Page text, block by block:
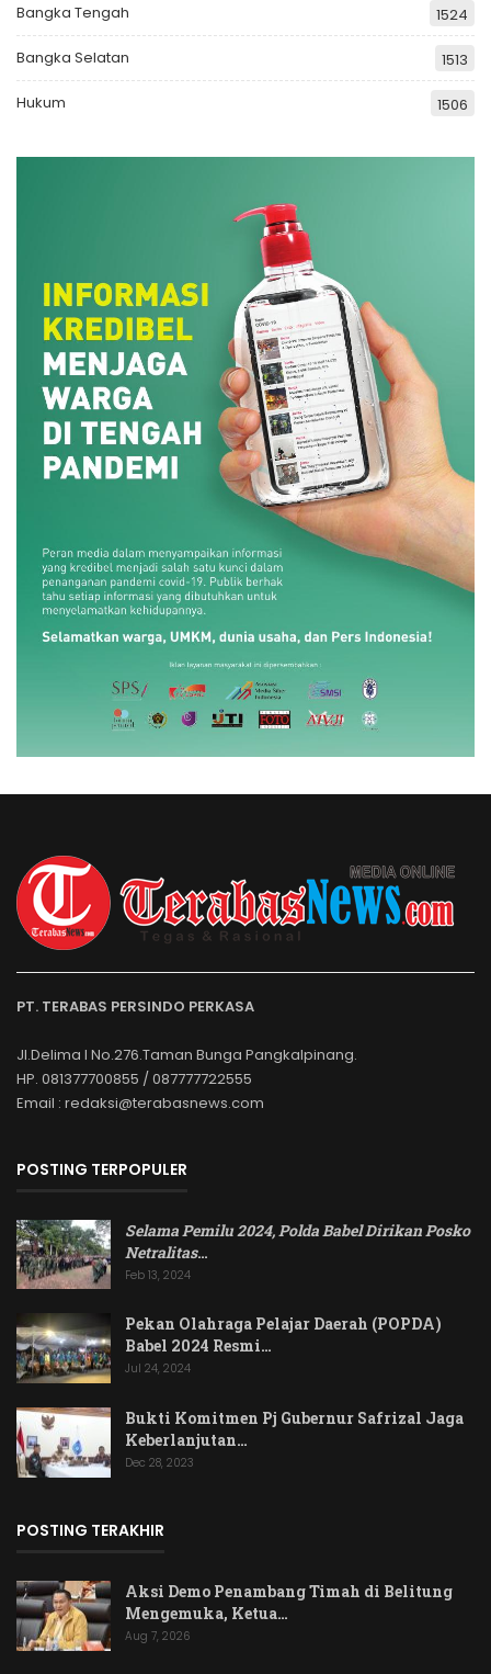
Bangka Tengah 1524
Bangka Selatan 1513
Hukum 1506
PT. TERABAS PERSINDO PERKASA
Jl.Delima I No.276.Taman Bunga Pangkalpinang.
HP. 081377700855 / 087777722555
Email : redaksi@terabasnews.com
POSTING TERPOPULER
Selama Pemilu 2024, Polda Babel Dirikan Posko
Netralitas…
Feb 13, 2024
Pekan Olahraga Pelajar Daerah (POPDA)
Babel 2024 Resmi…
Jul 24, 2024
Bukti Komitmen Pj Gubernur Safrizal Jaga
Keberlanjutan…
Dec 28, 2023
POSTING TERAKHIR
Aksi Demo Penambang Timah di Belitung
Mengemuka, Ketua…
Aug 7, 2026